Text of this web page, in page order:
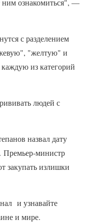
ним ознакомиться", —
с разделением
"желтую" и
из категорий
людей с
назвал дату
Премьер-министр
закупать излишки
и узнавайте
и мире.